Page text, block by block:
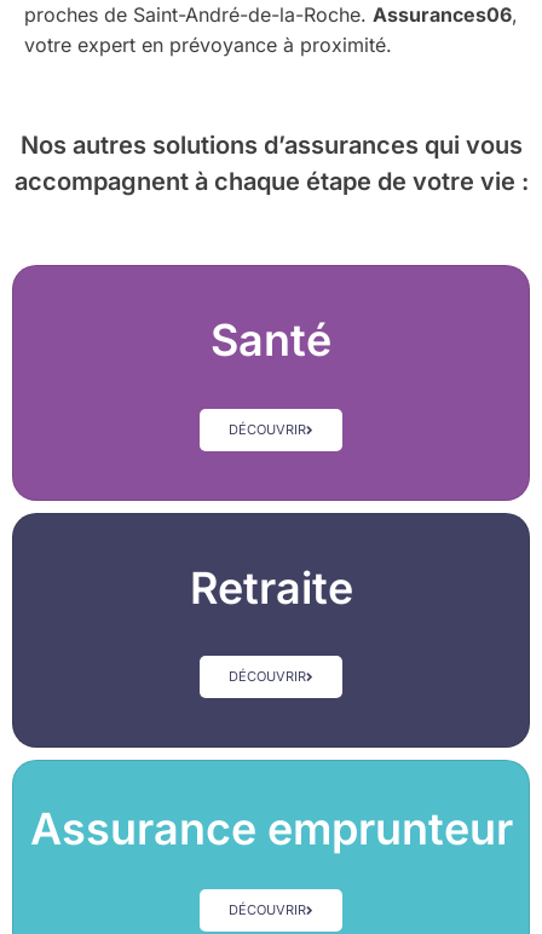
proches de Saint-André-de-la-Roche. Assurances06,
votre expert en prévoyance à proximité.
Nos autres solutions d’assurances qui vous
accompagnent à chaque étape de votre vie :
Santé
DÉCOUVRIR
Retraite
DÉCOUVRIR
Assurance emprunteur
DÉCOUVRIR